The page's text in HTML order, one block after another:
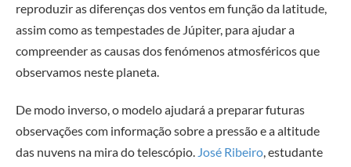
reproduzir as diferenças dos ventos em função da latitude,
assim como as tempestades de Júpiter, para ajudar a
compreender as causas dos fenómenos atmosféricos que
observamos neste planeta.
De modo inverso, o modelo ajudará a preparar futuras
observações com informação sobre a pressão e a altitude
das nuvens na mira do telescópio. José Ribeiro, estudante